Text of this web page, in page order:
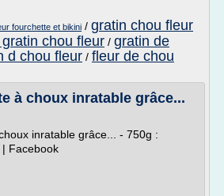
fourchette et bikini / gratin chou fleur
chou fleur / gratin de
d chou fleur / fleur de chou
à choux inratable grâce...
inratable grâce... - 750g :
| Facebook